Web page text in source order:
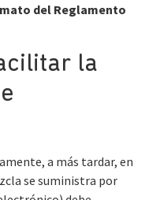
del Reglamento
la
a más tardar, en
se suministra por